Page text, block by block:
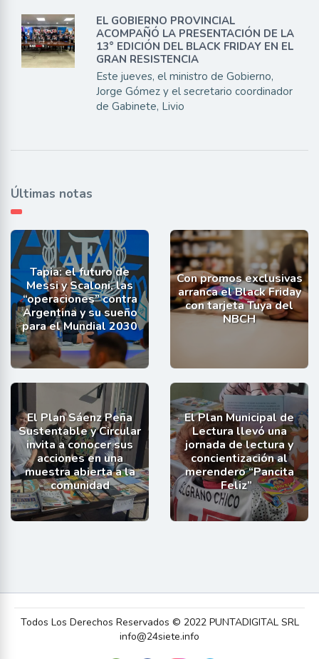
EL GOBIERNO PROVINCIAL
ACOMPAÑÓ LA PRESENTACIÓN DE LA
13° EDICIÓN DEL BLACK FRIDAY EN EL
GRAN RESISTENCIA
Este jueves, el ministro de Gobierno,
Jorge Gómez y el secretario coordinador
de Gabinete, Livio
Últimas notas
Tapia: el futuro de
Messi y Scaloni, las
“operaciones” contra
Argentina y su sueño
para el Mundial 2030
Con promos exclusivas
arranca el Black Friday
con tarjeta Tuya del
NBCH
El Plan Sáenz Peña
Sustentable y Circular
invita a conocer sus
acciones en una
muestra abierta a la
comunidad
El Plan Municipal de
Lectura llevó una
jornada de lectura y
concientización al
merendero “Pancita
Feliz”
Todos Los Derechos Reservados © 2022 PUNTADIGITAL SRL
info@24siete.info